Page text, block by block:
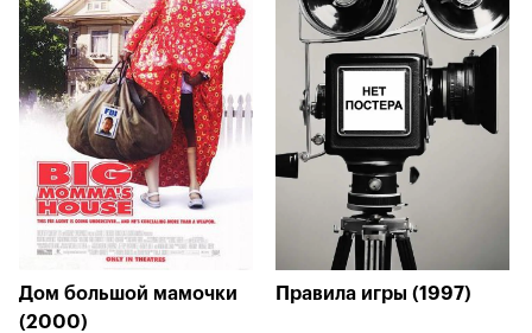
Дом большой мамочки
(2000)
Правила игры (1997)